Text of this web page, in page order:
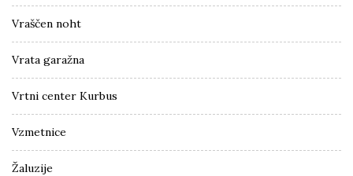
Vraščen noht
Vrata garažna
Vrtni center Kurbus
Vzmetnice
Žaluzije